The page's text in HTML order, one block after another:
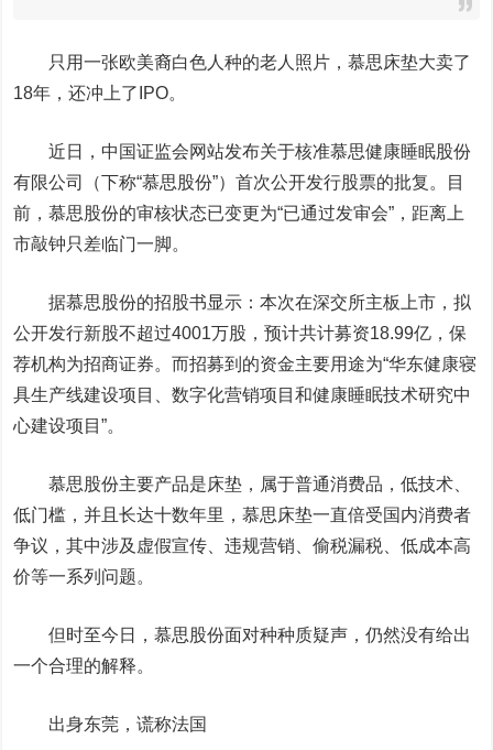
只用一张欧美裔白色人种的老人照片，慕思床垫大卖了
18年，还冲上了IPO。
近日，中国证监会网站发布关于核准慕思健康睡眠股份
有限公司（下称“慕思股份”）首次公开发行股票的批复。目
前，慕思股份的审核状态已变更为“已通过发审会”，距离上
市敲钟只差临门一脚。
据慕思股份的招股书显示：本次在深交所主板上市，拟
公开发行新股不超过4001万股，预计共计募资18.99亿，保
荐机构为招商证券。而招募到的资金主要用途为“华东健康寝
具生产线建设项目、数字化营销项目和健康睡眠技术研究中
心建设项目”。
慕思股份主要产品是床垫，属于普通消费品，低技术、
低门槛，并且长达十数年里，慕思床垫一直倍受国内消费者
争议，其中涉及虚假宣传、违规营销、偷税漏税、低成本高
价等一系列问题。
但时至今日，慕思股份面对种种质疑声，仍然没有给出
一个合理的解释。
出身东莞，谎称法国